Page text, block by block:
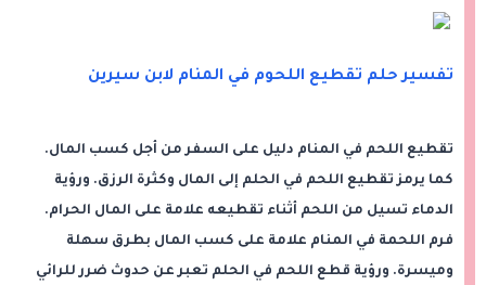
تفسير حلم تقطيع اللحوم في المنام لابن سيرين
تقطيع اللحم في المنام دليل على السفر من أجل كسب المال.
كما يرمز تقطيع اللحم في الحلم إلى المال وكثرة الرزق. ورؤية
الدماء تسيل من اللحم أثناء تقطيعه علامة على المال الحرام.
فرم اللحمة في المنام علامة على كسب المال بطرق سهلة
وميسرة. ورؤية قطع اللحم في الحلم تعبر عن حدوث ضرر للرائي